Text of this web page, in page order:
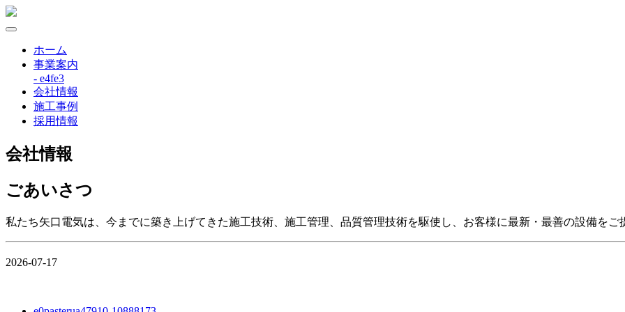
ホーム
事業案内
- e4fe3
会社情報
施工事例
採用情報
会社情報
ごあいさつ
私たち矢口電気は、今までに築き上げてきた施工技術、施工管理、品質管理技術を駆使し、お客様に最新・最善の設備をご
2026-07-17